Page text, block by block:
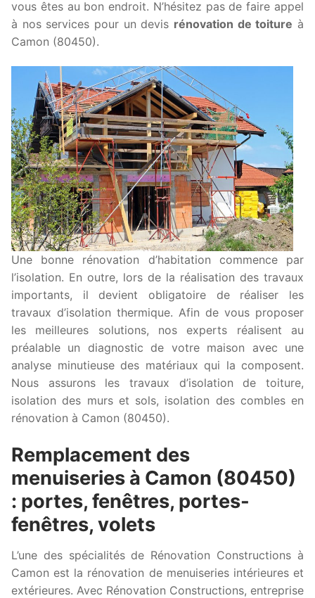
vous êtes au bon endroit. N’hésitez pas de faire appel
à nos services pour un devis rénovation de toiture à
Camon (80450).
Une bonne rénovation d’habitation commence par
l’isolation. En outre, lors de la réalisation des travaux
importants, il devient obligatoire de réaliser les
travaux d’isolation thermique. Afin de vous proposer
les meilleures solutions, nos experts réalisent au
préalable un diagnostic de votre maison avec une
analyse minutieuse des matériaux qui la composent.
Nous assurons les travaux d’isolation de toiture,
isolation des murs et sols, isolation des combles en
rénovation à Camon (80450).
Remplacement des
menuiseries à Camon (80450)
: portes, fenêtres, portes-
fenêtres, volets
L’une des spécialités de Rénovation Constructions à
Camon est la rénovation de menuiseries intérieures et
extérieures. Avec Rénovation Constructions, entreprise